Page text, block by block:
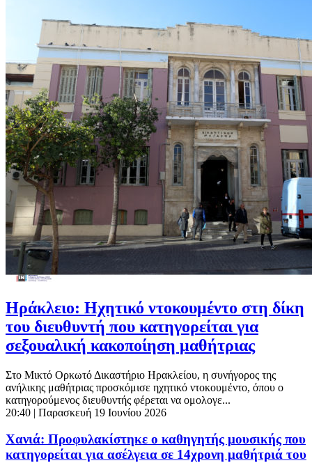
Ηράκλειο: Ηχητικό ντοκουμέντο στη δίκη
του διευθυντή που κατηγορείται για
σεξουαλική κακοποίηση μαθήτριας
Στο Μικτό Ορκωτό Δικαστήριο Ηρακλείου, η συνήγορος της
ανήλικης μαθήτριας προσκόμισε ηχητικό ντοκουμέντο, όπου ο
κατηγορούμενος διευθυντής φέρεται να ομολογε...
20:40 | Παρασκευή 19 Ιουνίου 2026
Χανιά: Προφυλακίστηκε ο καθηγητής μουσικής που
κατηγορείται για ασέλγεια σε 14χρονη μαθήτριά του